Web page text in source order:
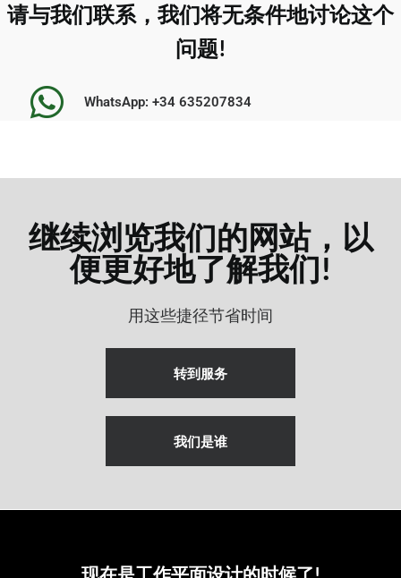
请与我们联系，我们将无条件地讨论这个
问题!
WhatsApp: +34 635207834
继续浏览我们的网站，以
便更好地了解我们!
用这些捷径节省时间
转到服务
我们是谁
现在是工作平面设计的时候了!